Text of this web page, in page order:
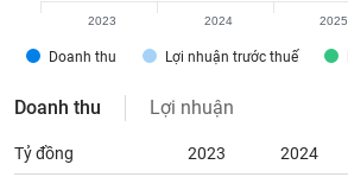
Doanh thu Lợi nhuận trước thuế
2023 2024 2025
Doanh thu Lợi nhuận
Tỷ đồng 2023 2024